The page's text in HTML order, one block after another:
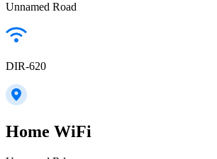
Unnamed Road
DIR-620
Home WiFi